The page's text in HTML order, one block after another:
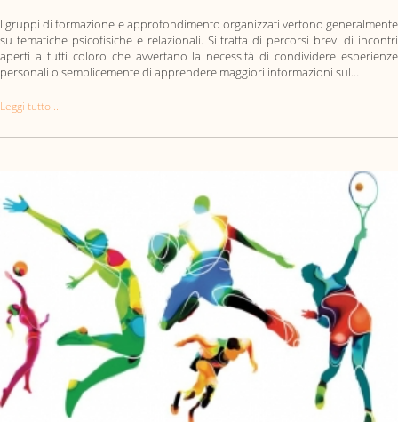
I gruppi di formazione e approfondimento organizzati vertono generalmente
su tematiche psicofisiche e relazionali. Si tratta di percorsi brevi di incontri
aperti a tutti coloro che avvertano la necessità di condividere esperienze
personali o semplicemente di apprendere maggiori informazioni sul…
Leggi tutto...